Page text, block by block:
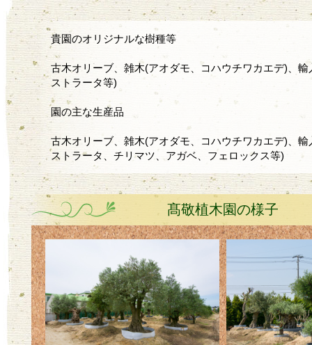
貴園のオリジナルな樹種等
古木オリーブ、雑木(アオダモ、コハウチワカエデ)、
ストラータ等)
園の主な生産品
古木オリーブ、雑木(アオダモ、コハウチワカエデ)、
ストラータ、チリマツ、アガベ、フェロックス等)
髙敬植木園の様子